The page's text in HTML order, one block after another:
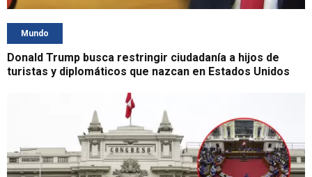
Mundo
Donald Trump busca restringir ciudadanía a hijos de
turistas y diplomáticos que nazcan en Estados Unidos